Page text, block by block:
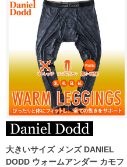
大きいサイズ メンズ DANIEL
DODD ウォームアンダー カモフ